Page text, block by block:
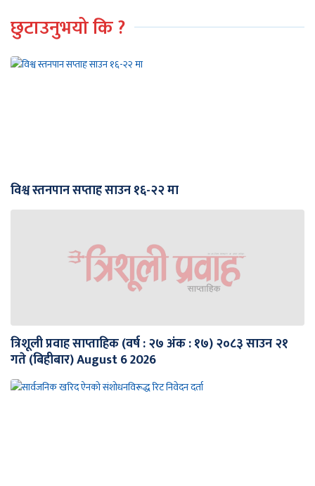
छुटाउनुभयो कि ?
विश्व स्तनपान सप्ताह साउन १६-२२ मा
त्रिशूली प्रवाह साप्ताहिक (वर्ष : २७ अंक : १७) २०८३ साउन २१
गते (बिहीबार) August 6 2026